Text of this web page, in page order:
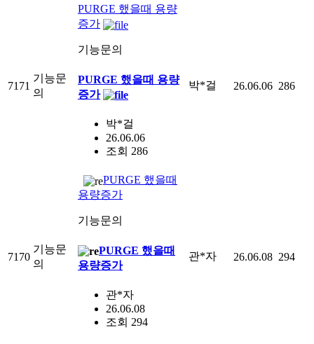
7171
기능문
의
PURGE 했을때 용량
증가
기능문의
PURGE 했을때 용량
증가
박*걸
26.06.06
조회 286
박*걸 26.06.06 286
7170
기능문
의
PURGE 했을때
용량증가
기능문의
PURGE 했을때
용량증가
관*자
26.06.08
조회 294
관*자 26.06.08 294